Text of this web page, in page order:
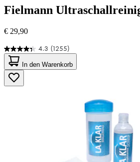
Fielmann
€ 29,90
4.3 (1255)
4.3
von
5
Sternen.
1255
In den Warenkorb